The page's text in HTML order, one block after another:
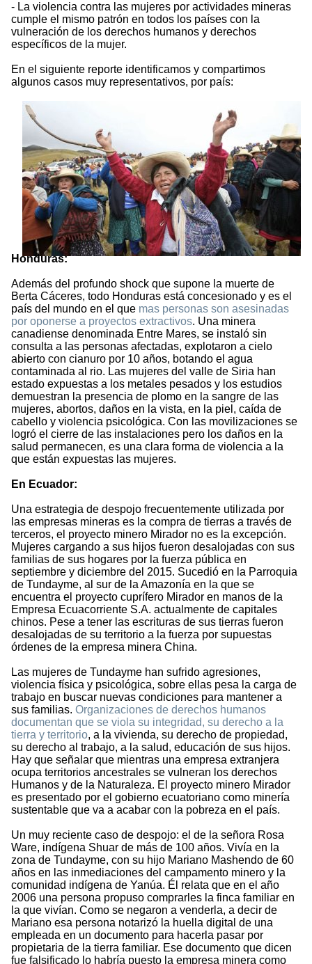
- La violencia contra las mujeres por actividades mineras
cumple el mismo patrón en todos los países con la
vulneración de los derechos humanos y derechos
específicos de la mujer.
En el siguiente reporte identificamos y compartimos
algunos casos muy representativos, por país:
Honduras:
Además del profundo shock que supone la muerte de
Berta Cáceres, todo Honduras está concesionado y es el
país del mundo en el que mas personas son asesinadas
por oponerse a proyectos extractivos. Una minera
canadiense denominada Entre Mares, se instaló sin
consulta a las personas afectadas, explotaron a cielo
abierto con cianuro por 10 años, botando el agua
contaminada al rio. Las mujeres del valle de Siria han
estado expuestas a los metales pesados y los estudios
demuestran la presencia de plomo en la sangre de las
mujeres, abortos, daños en la vista, en la piel, caída de
cabello y violencia psicológica. Con las movilizaciones se
logró el cierre de las instalaciones pero los daños en la
salud permanecen, es una clara forma de violencia a la
que están expuestas las mujeres.
En Ecuador:
Una estrategia de despojo frecuentemente utilizada por
las empresas mineras es la compra de tierras a través de
terceros, el proyecto minero Mirador no es la excepción.
Mujeres cargando a sus hijos fueron desalojadas con sus
familias de sus hogares por la fuerza pública en
septiembre y diciembre del 2015. Sucedió en la Parroquia
de Tundayme, al sur de la Amazonía en la que se
encuentra el proyecto cuprífero Mirador en manos de la
Empresa Ecuacorriente S.A. actualmente de capitales
chinos. Pese a tener las escrituras de sus tierras fueron
desalojadas de su territorio a la fuerza por supuestas
órdenes de la empresa minera China.
Las mujeres de Tundayme han sufrido agresiones,
violencia física y psicológica, sobre ellas pesa la carga de
trabajo en buscar nuevas condiciones para mantener a
sus familias. Organizaciones de derechos humanos
documentan que se viola su integridad, su derecho a la
tierra y territorio, a la vivienda, su derecho de propiedad,
su derecho al trabajo, a la salud, educación de sus hijos.
Hay que señalar que mientras una empresa extranjera
ocupa territorios ancestrales se vulneran los derechos
Humanos y de la Naturaleza. El proyecto minero Mirador
es presentado por el gobierno ecuatoriano como minería
sustentable que va a acabar con la pobreza en el país.
Un muy reciente caso de despojo: el de la señora Rosa
Ware, indígena Shuar de más de 100 años. Vivía en la
zona de Tundayme, con su hijo Mariano Mashendo de 60
años en las inmediaciones del campamento minero y la
comunidad indígena de Yanúa. Él relata que en el año
2006 una persona propuso comprarles la finca familiar en
la que vivían. Como se negaron a venderla, a decir de
Mariano esa persona notarizó la huella digital de una
empleada en un documento para hacerla pasar por
propietaria de la tierra familiar. Ese documento que dicen
fue falsificado lo habría puesto la empresa minera como